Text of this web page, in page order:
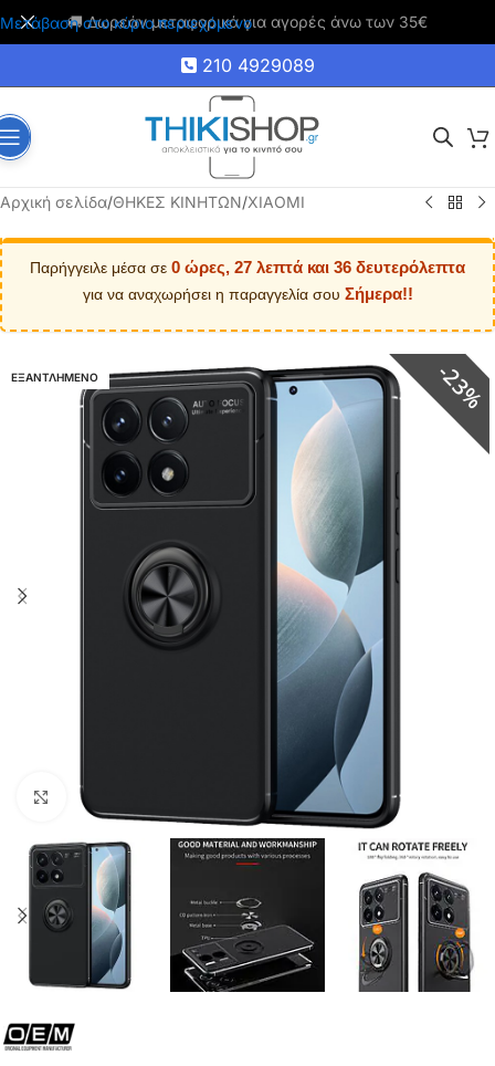
Μετάβαση στο κύριο περιεχόμενο
🚚 Δωρεάν μεταφορικά για αγορές άνω των 35€
210 4929089
Αρχική σελίδα/ΘΗΚΕΣ ΚΙΝΗΤΩΝ/XIAOMI
Παρήγγειλε μέσα σε 0 ώρες, 27 λεπτά και 35 δευτερόλεπτα
για να αναχωρήσει η παραγγελία σου Σήμερα!!
ΕΞΑΝΤΛΗΜΕΝΟ 23%
Click to enlarge